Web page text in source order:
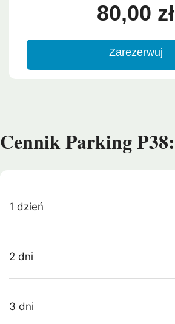
80,00 zł
Zarezerwuj
Cennik Parking P38:
1 dzień
2 dni
3 dni